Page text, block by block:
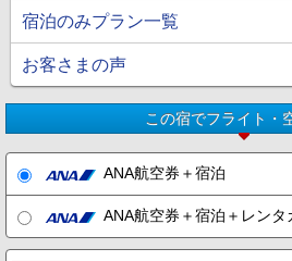
宿泊のみプラン一覧
お客さまの声
この宿でフライト・
ANA航空券＋宿泊
ANA航空券＋宿泊＋レンタ